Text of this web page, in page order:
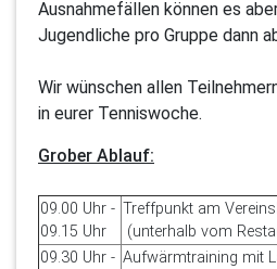
Ausnahmefällen können es
Jugendliche pro Gruppe dann
Wir wünschen allen
in eurer Tenniswoche.
Grober Ablauf:
09.00 Uhr -
09.15 Uhr
Treffpunkt am
(unterhalb vom
09.30 Uhr - Aufwärmtraining mit